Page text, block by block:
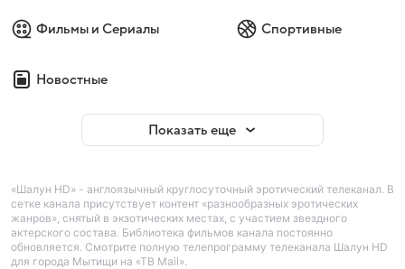
Фильмы и Сериалы Спортивные
Новостные
Показать еще
«Шалун HD» - англоязычный круглосуточный эротический телеканал. В
сетке канала присутствует контент «разнообразных эротических
жанров», снятый в экзотических местах, с участием звездного
актерского состава. Библиотека фильмов канала постоянно
обновляется. Смотрите полную телепрограмму телеканала Шалун HD
для города Мытищи на «ТВ Mail».